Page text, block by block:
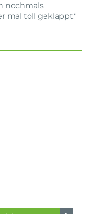
nochmals
mal toll geklappt."